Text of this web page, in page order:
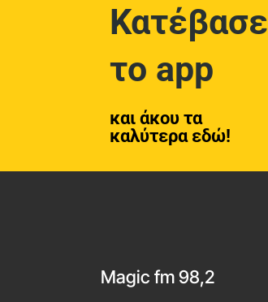
Κατέβασε
το app
και άκου τα
καλύτερα εδώ!
Magic fm 98,2